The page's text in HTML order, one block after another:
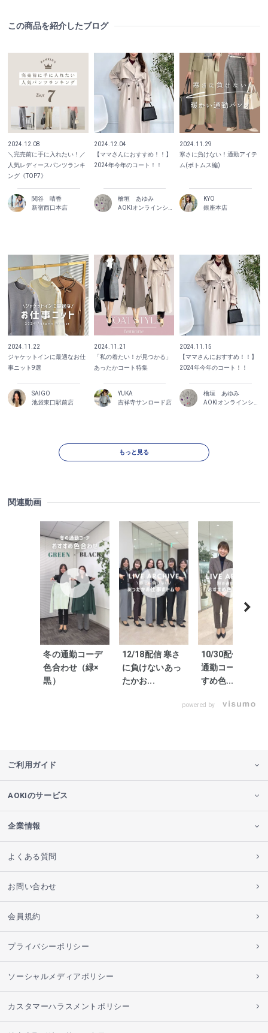
この商品を紹介したブログ
2024.12.08
＼完売前に手に入れたい！／
人気レディースパンツランキ
ング《TOP7》
関谷 晴香
新宿西口本店
2024.12.04
【ママさんにおすすめ！！】
2024年今年のコート！！
檜垣 あゆみ
AOKIオンラインショップ
2024.11.29
寒さに負けない！通勤アイテ
ム(ボトムス編)
KYO
銀座本店
2024.11.22
ジャケットインに最適なお仕
事ニット9選
SAIGO
池袋東口駅前店
2024.11.21
「私の着たい！が見つかる」
あったかコート特集
YUKA
吉祥寺サンロード店
2024.11.15
【ママさんにおすすめ！！】
2024年今年のコート！！
檜垣 あゆみ
もっと見る
関連動画
冬の通勤コーデ
色合わせ（緑×
黒）
12/18配信 寒さ
に負けないあっ
たかお...
10/30配信 秋の
通勤コーデおす
すめ色...
powered by
ご利用ガイド
AOKIのサービス
企業情報
よくある質問
お問い合わせ
会員規約
プライバシーポリシー
ソーシャルメディアポリシー
カスタマーハラスメントポリシー